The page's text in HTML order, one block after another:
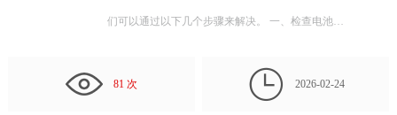
们可以通过以下几个步骤来解决。 一、检查电池…
81 次  2026-02-24